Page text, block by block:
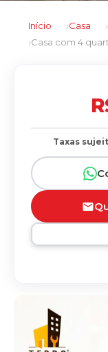
Início Casa
Taxas